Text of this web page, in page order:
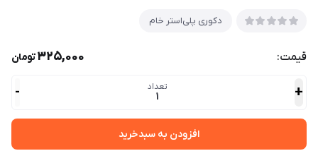
دکوری پلی‌استر خام
قیمت: 325,000تومان
+ تعداد
1
-
افزودن به سبدخرید